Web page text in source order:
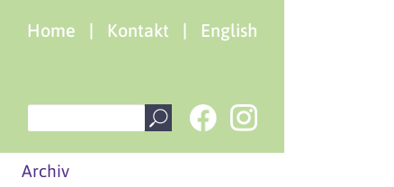
Home | Kontakt | English
Archiv